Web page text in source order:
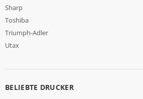
Sharp
Toshiba
Triumph-Adler
Utax
BELIEBTE DRUCKER